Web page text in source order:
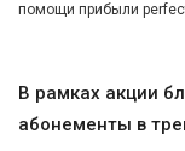
помощи прибыли
В рамках акции
абонементы в